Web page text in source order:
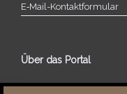
E‑Mail-​​Kontaktformular
Über das Portal
Über dieses Portal